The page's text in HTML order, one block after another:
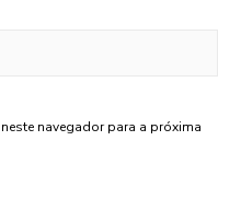
navegador para a próxima